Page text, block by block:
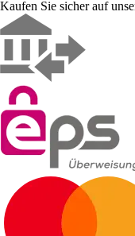
Kaufen Sie sicher auf